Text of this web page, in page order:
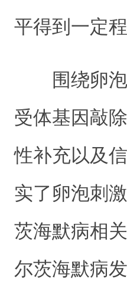
平得到一定
围绕卵泡
受体基因敲
性补充以及
实了卵泡刺
茨海默病相
尔茨海默病